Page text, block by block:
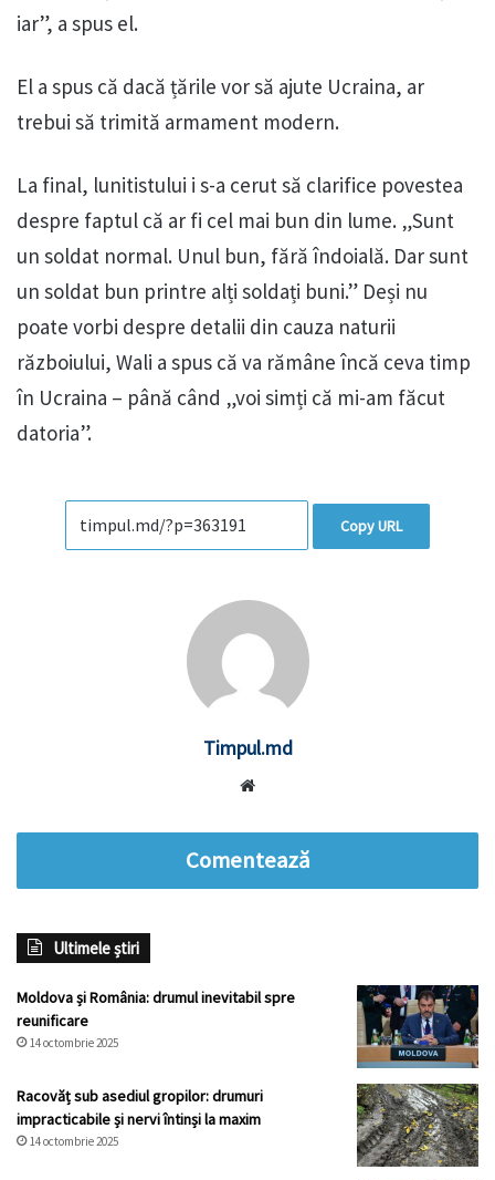
iar”, a spus el.
El a spus că dacă țările vor să ajute Ucraina, ar
trebui să trimită armament modern.
La final, lunitistului i s-a cerut să clarifice povestea
despre faptul că ar fi cel mai bun din lume. „Sunt
un soldat normal. Unul bun, fără îndoială. Dar sunt
un soldat bun printre alți soldați buni.” Deși nu
poate vorbi despre detalii din cauza naturii
războiului, Wali a spus că va rămâne încă ceva timp
în Ucraina – până când „voi simți că mi-am făcut
datoria”.
Copy URL
Timpul.md
Comentează
Ultimele știri
Moldova și România: drumul inevitabil spre
reunificare
14 octombrie 2025
Racovăț sub asediul gropilor: drumuri
impracticabile și nervi întinși la maxim
14 octombrie 2025